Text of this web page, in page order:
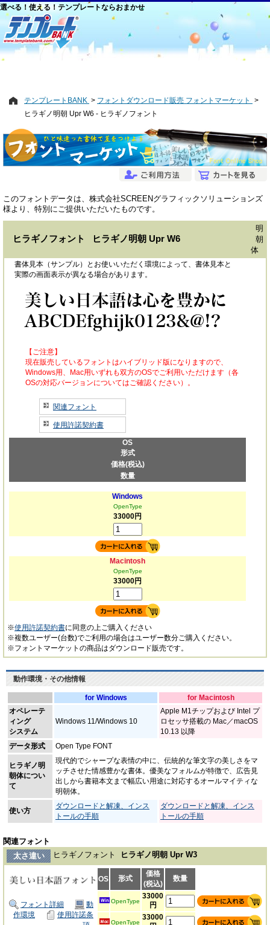
選べる！使える！テンプレートならおまかせ
テンプレートBANK
フォントダウンロード販売 フォントマーケット
ヒラギノ明朝 Upr W6 - ヒラギノフォント
このフォントデータは、株式会社SCREENグラフィックソリューションズ
様より、特別にご提供いただいたものです。
ヒラギノフォント ヒラギノ明朝 Upr W6
明
朝
体
書体見本（サンプル）とお使いいただく環境によって、書体見本と
実際の画面表示が異なる場合があります。
【ご注意】
現在販売しているフォントはハイブリッド版になりますので、
Windows用、Mac用いずれも双方のOSでご利用いただけます（各
OSの対応バージョンについてはご確認ください）。
関連フォント
使用許諾契約書
OS
形式
価格(税込)
数量
Windows
OpenType
33000円
Macintosh
OpenType
33000円
※使用許諾契約書に同意の上ご購入ください
※複数ユーザー(台数)でご利用の場合はユーザー数分ご購入ください。
※フォントマーケットの商品はダウンロード販売です。
動作環境・その他情報
for Windows
for Macintosh
オペレーテ
ィング
システム
Windows 11/Windows 10
Apple M1チップおよび Intel プ
ロセッサ搭載の Mac／macOS
10.13 以降
データ形式
Open Type FONT
ヒラギノ明
朝体につい
て
現代的でシャープな表情の中に、伝統的な筆文字の美しさをマ
ッチさせた情感豊かな書体。優美なフォルムが特徴で、広告見
出しから書籍本文まで幅広い用途に対応するオールマイティな
明朝体。
使い方
ダウンロードと解凍、インス
トールの手順
ダウンロードと解凍、インス
トールの手順
関連フォント
太さ違い
ヒラギノフォント ヒラギノ明朝 Upr W3
OS 形式
価格
(税込)
数量
OpenType
33000
円
OpenType
33000
フォント詳細
動
作環境
使用許諾条